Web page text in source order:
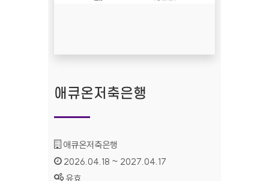
애큐온저축은행
기관명 :
애큐온저축은행
인증기간 :
2026.04.18 ~ 2027.04.17
상태 :
유효